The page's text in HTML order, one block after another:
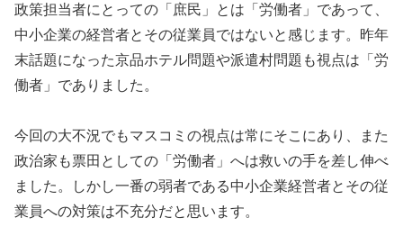
政策担当者にとっての「庶民」とは「労働者」であって、
中小企業の経営者とその従業員ではないと感じます。昨年
末話題になった京品ホテル問題や派遣村問題も視点は「労
働者」でありました。
今回の大不況でもマスコミの視点は常にそこにあり、また
政治家も票田としての「労働者」へは救いの手を差し伸べ
ました。しかし一番の弱者である中小企業経営者とその従
業員への対策は不充分だと思います。